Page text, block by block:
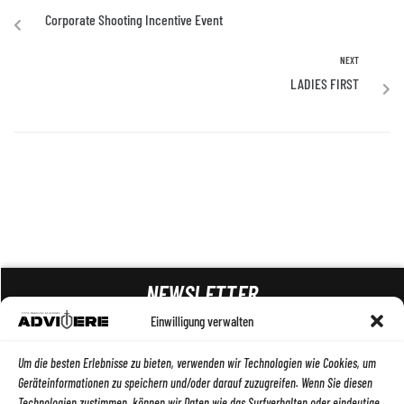
Einwilligung verwalten
Um die besten Erlebnisse zu bieten, verwenden wir Technologien wie Cookies, um
Geräteinformationen zu speichern und/oder darauf zuzugreifen. Wenn Sie diesen
Corporate Shooting Incentive Event
NEXT
LADIES FIRST
NEWSLETTER